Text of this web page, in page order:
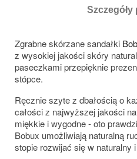
Zgrabne skórzane sandałki
z wysokiej jakości skóry
paseczkami przepięknie
stópce.
Ręcznie szyte z dbałością o
całości z najwyższej jakości
miękkie i wygodne - oto
Bobux umożliwiają naturalną
stopie rozwijać się w naturalny